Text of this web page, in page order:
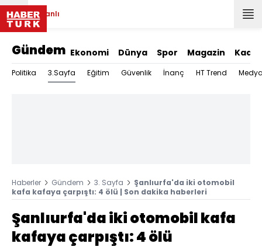
Canlı
Gündem Ekonomi Dünya Spor Magazin Kadın
Politika 3.Sayfa Eğitim Güvenlik İnanç HT Trend
Haberler Gündem 3. Sayfa
Şanlıurfa'da iki otomobil
kafa kafaya çarpıştı: 4 ölü | Son dakika haberleri
Şanlıurfa'da iki otomobil kafa
kafaya çarpıştı: 4 ölü